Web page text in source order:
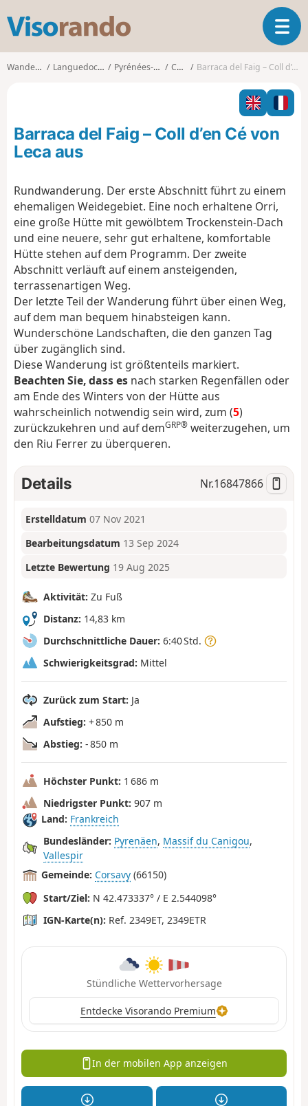
s
o
o
T
o
g
l
n
a
i
Wanderungen Languedoc-Roussillon Pyrénées-Orientales Corsavy Barraca del Faig – Coll d’en Cé von Leca aus
Barraca del Faig – Coll d’en Cé von
Leca aus
Rundwanderung. Der erste Abschnitt führt zu einem
ehemaligen Weidegebiet. Eine noch erhaltene Orri,
eine große Hütte mit gewölbtem Trockenstein-Dach
und eine neuere, sehr gut erhaltene, komfortable
Hütte stehen auf dem Programm. Der zweite
Abschnitt verläuft auf einem ansteigenden,
terrassenartigen Weg.
Der letzte Teil der Wanderung führt über einen Weg,
auf dem man bequem hinabsteigen kann.
Wunderschöne Landschaften, die den ganzen Tag
über zugänglich sind.
Diese Wanderung ist größtenteils markiert.
Beachten Sie, dass es nach starken Regenfällen oder
am Ende des Winters von der Hütte aus
wahrscheinlich notwendig sein wird, zum (5)
zurückzukehren und auf demGRP® weiterzugehen, um
den Riu Ferrer zu überqueren.
Details Nr.16847866
Erstelldatum 07 Nov 2021
Bearbeitungsdatum 13 Sep 2024
Letzte Bewertung 19 Aug 2025
Aktivität: Zu Fuß
Distanz: 14,83 km
Durchschnittliche Dauer: 6:40 Std.
Schwierigkeitsgrad: Mittel
Zurück zum Start: Ja
Aufstieg: + 850 m
Abstieg: - 850 m
Höchster Punkt: 1 686 m
Niedrigster Punkt: 907 m
Land: Frankreich
Bundesländer: Pyrenäen, Massif du Canigou,
Vallespir
Gemeinde: Corsavy (66150)
Start/Ziel: N 42.473337° / E 2.544098°
IGN-Karte(n): Ref. 2349ET, 2349ETR
Stündliche Wettervorhersage
Entdecke Visorando Premium
In der mobilen App anzeigen